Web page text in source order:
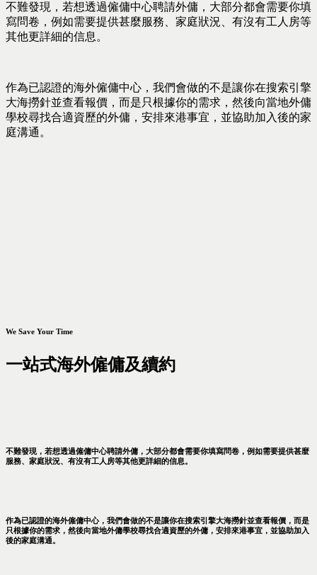
不難發現，若想透過僱傭中心聘請外傭，大部分都會需要你填
寫問卷，例如需要提供甚麼服務、家庭狀況、有沒有工人房等
其他更詳細的信息。
作為已認證的海外僱傭中心，我們會做的不是讓你在搜索引擎
大海撈針並查看報價，而是只根據你的需求，然後向當地外傭
學校尋找合適資歷的外傭，安排來港事宜，並協助加入後的家
庭溝通。
We Save Your Time
一站式海外僱傭及續約
不難發現，若想透過僱傭中心聘請外傭，大部分都會需要你填寫問卷，例如需要提供甚麼
服務、家庭狀況、有沒有工人房等其他更詳細的信息。
作為已認證的海外僱傭中心，我們會做的不是讓你在搜索引擎大海撈針並查看報價，而是
只根據你的需求，然後向當地外傭學校尋找合適資歷的外傭，安排來港事宜，並協助加入
後的家庭溝通。